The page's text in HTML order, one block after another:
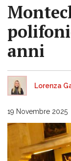
anni
Lorenza
19 Novembre 2025